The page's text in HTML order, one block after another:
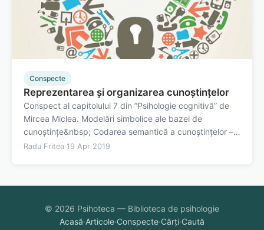
Conspecte
Reprezentarea și organizarea cunoștințelor
Conspect al capitolului 7 din ”Psihologie cognitivă” de
Mircea Miclea. Modelări simbolice ale bazei de
cunoștințe&nbsp; Codarea semantică a cunoștințelor –
dovezi experimentale&nbsp; În&nbsp;cadrul unui
Radu Fritea· 19 Apr 2019
© 2026 Psihoteca — Biblioteca de psihologie
Acasă·Articole·Conspecte·Cărți·Caută